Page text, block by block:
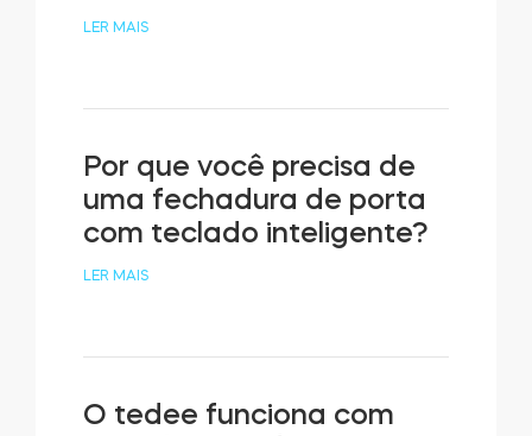
LER MAIS
Por que você precisa de
uma fechadura de porta
com teclado inteligente?
LER MAIS
O tedee funciona com